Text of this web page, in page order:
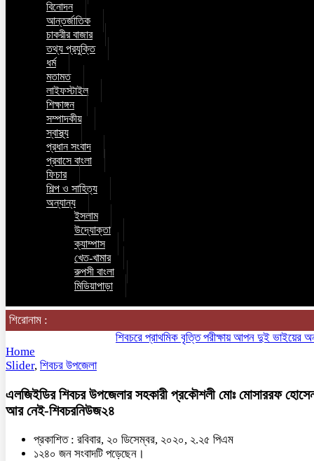
বিনোদন
আন্তর্জাতিক
চাকরীর বাজার
তথ্য প্রযুক্তি
ধর্ম
মতামত
লাইফস্টাইল
শিক্ষাঙ্গন
সম্পাদকীয়
স্বাস্থ্য
প্রধান সংবাদ
প্রবাসে বাংলা
ফিচার
শিল্প ও সাহিত্য
অন্যান্য
ইসলাম
উদ্যোক্তা
ক্যাম্পাস
খেত-খামার
রুপসী বাংলা
মিডিয়াপাড়া
শিরোনাম :
শিবচরে প্রাথমিক বৃত্তি পরীক্ষায় আপন দুই ভাইয়ের অনন্য
Home
Slider, শিবচর উপজেলা
এলজিইডির শিবচর উপজেলার সহকারী প্রকৌশলী মোঃ মোসাররফ
আর নেই-শিবচরনিউজ২৪
প্রকাশিত : রবিবার, ২০ ডিসেম্বর, ২০২০, ২.২৫ পিএম
১২৪০ জন সংবাদটি পড়েছেন।